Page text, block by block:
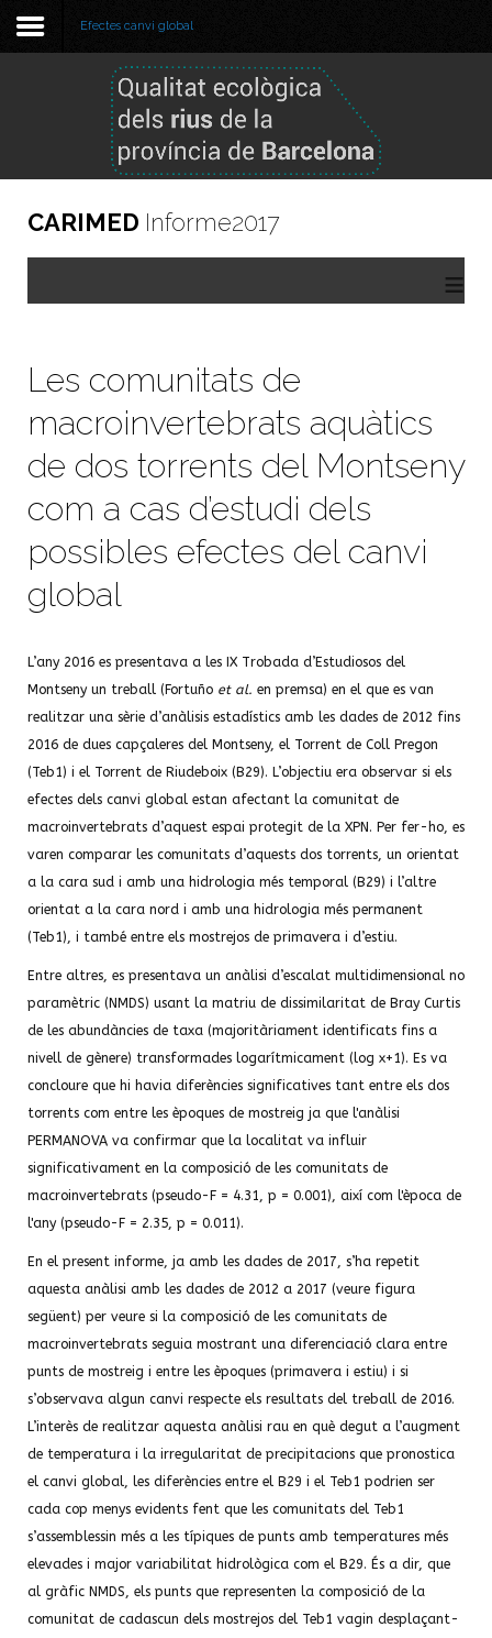
Benvinguda
Metodologia
Informe 2025
Informe 2024
Informes anteriors
Efectes canvi global
CARIMED Informe2017
≡
Les comunitats de
macroinvertebrats aquàtics
de dos torrents del Montseny
com a cas d’estudi dels
possibles efectes del canvi
global
L’any 2016 es presentava a les IX Trobada d’Estudiosos del
Montseny un treball (Fortuño et al. en premsa) en el que es van
realitzar una sèrie d’anàlisis estadístics amb les dades de 2012 fins
2016 de dues capçaleres del Montseny, el Torrent de Coll Pregon
(Teb1) i el Torrent de Riudeboix (B29). L’objectiu era observar si els
efectes dels canvi global estan afectant la comunitat de
macroinvertebrats d’aquest espai protegit de la XPN. Per fer-ho, es
varen comparar les comunitats d’aquests dos torrents, un orientat
a la cara sud i amb una hidrologia més temporal (B29) i l’altre
orientat a la cara nord i amb una hidrologia més permanent
(Teb1), i també entre els mostrejos de primavera i d’estiu.
Entre altres, es presentava un anàlisi d’escalat multidimensional no
paramètric (NMDS) usant la matriu de dissimilaritat de Bray Curtis
de les abundàncies de taxa (majoritàriament identificats fins a
nivell de gènere) transformades logarítmicament (log x+1). Es va
concloure que hi havia diferències significatives tant entre els dos
torrents com entre les èpoques de mostreig ja que l'anàlisi
PERMANOVA va confirmar que la localitat va influir
significativament en la composició de les comunitats de
macroinvertebrats (pseudo-F = 4.31, p = 0.001), així com l'època de
l'any (pseudo-F = 2.35, p = 0.011).
En el present informe, ja amb les dades de 2017, s’ha repetit
aquesta anàlisi amb les dades de 2012 a 2017 (veure figura
següent) per veure si la composició de les comunitats de
macroinvertebrats seguia mostrant una diferenciació clara entre
punts de mostreig i entre les èpoques (primavera i estiu) i si
s’observava algun canvi respecte els resultats del treball de 2016.
L’interès de realitzar aquesta anàlisi rau en què degut a l’augment
de temperatura i la irregularitat de precipitacions que pronostica
el canvi global, les diferències entre el B29 i el Teb1 podrien ser
cada cop menys evidents fent que les comunitats del Teb1
s’assemblessin més a les típiques de punts amb temperatures més
elevades i major variabilitat hidrològica com el B29. És a dir, que
al gràfic NMDS, els punts que representen la composició de la
comunitat de cadascun dels mostrejos del Teb1 vagin desplaçant-